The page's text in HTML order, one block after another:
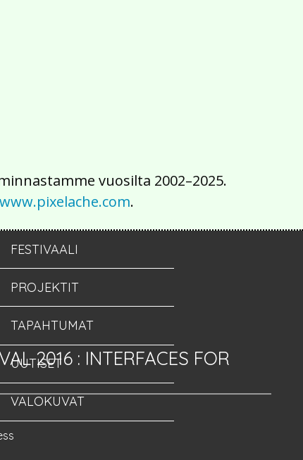
vuosilta 2002–2025.
www.pixelache.com.
FESTIVAALI
PROJEKTIT
TAPAHTUMAT
UUTISET
VALOKUVAT
2016: INTERFACES FOR